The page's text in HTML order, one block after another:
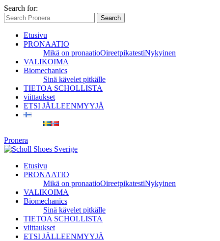
Search for:
Search
Etusivu
PRONAATIO
Mikä on pronaatioOireetpikatestiNykyinen
VALIKOIMA
Biomechanics
Sinä kävelet pitkälle
TIETOA SCHOLLISTA
viittaukset
ETSI JÄLLEENMYYJÄ
Pronera
Etusivu
PRONAATIO
Mikä on pronaatioOireetpikatestiNykyinen
VALIKOIMA
Biomechanics
Sinä kävelet pitkälle
TIETOA SCHOLLISTA
viittaukset
ETSI JÄLLEENMYYJÄ